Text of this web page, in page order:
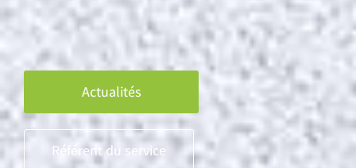
Actualités
Référent du service